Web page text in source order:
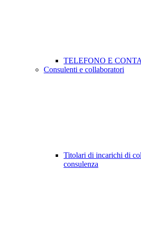
TELEFONO E
Consulenti e collaboratori
Titolari di incarichi di
consulenza